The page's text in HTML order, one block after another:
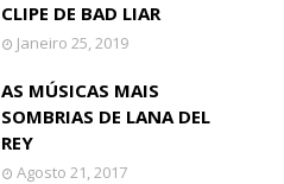
CLIPE DE BAD LIAR
Janeiro 25, 2019
AS MÚSICAS MAIS
SOMBRIAS DE LANA DEL
REY
Agosto 21, 2017